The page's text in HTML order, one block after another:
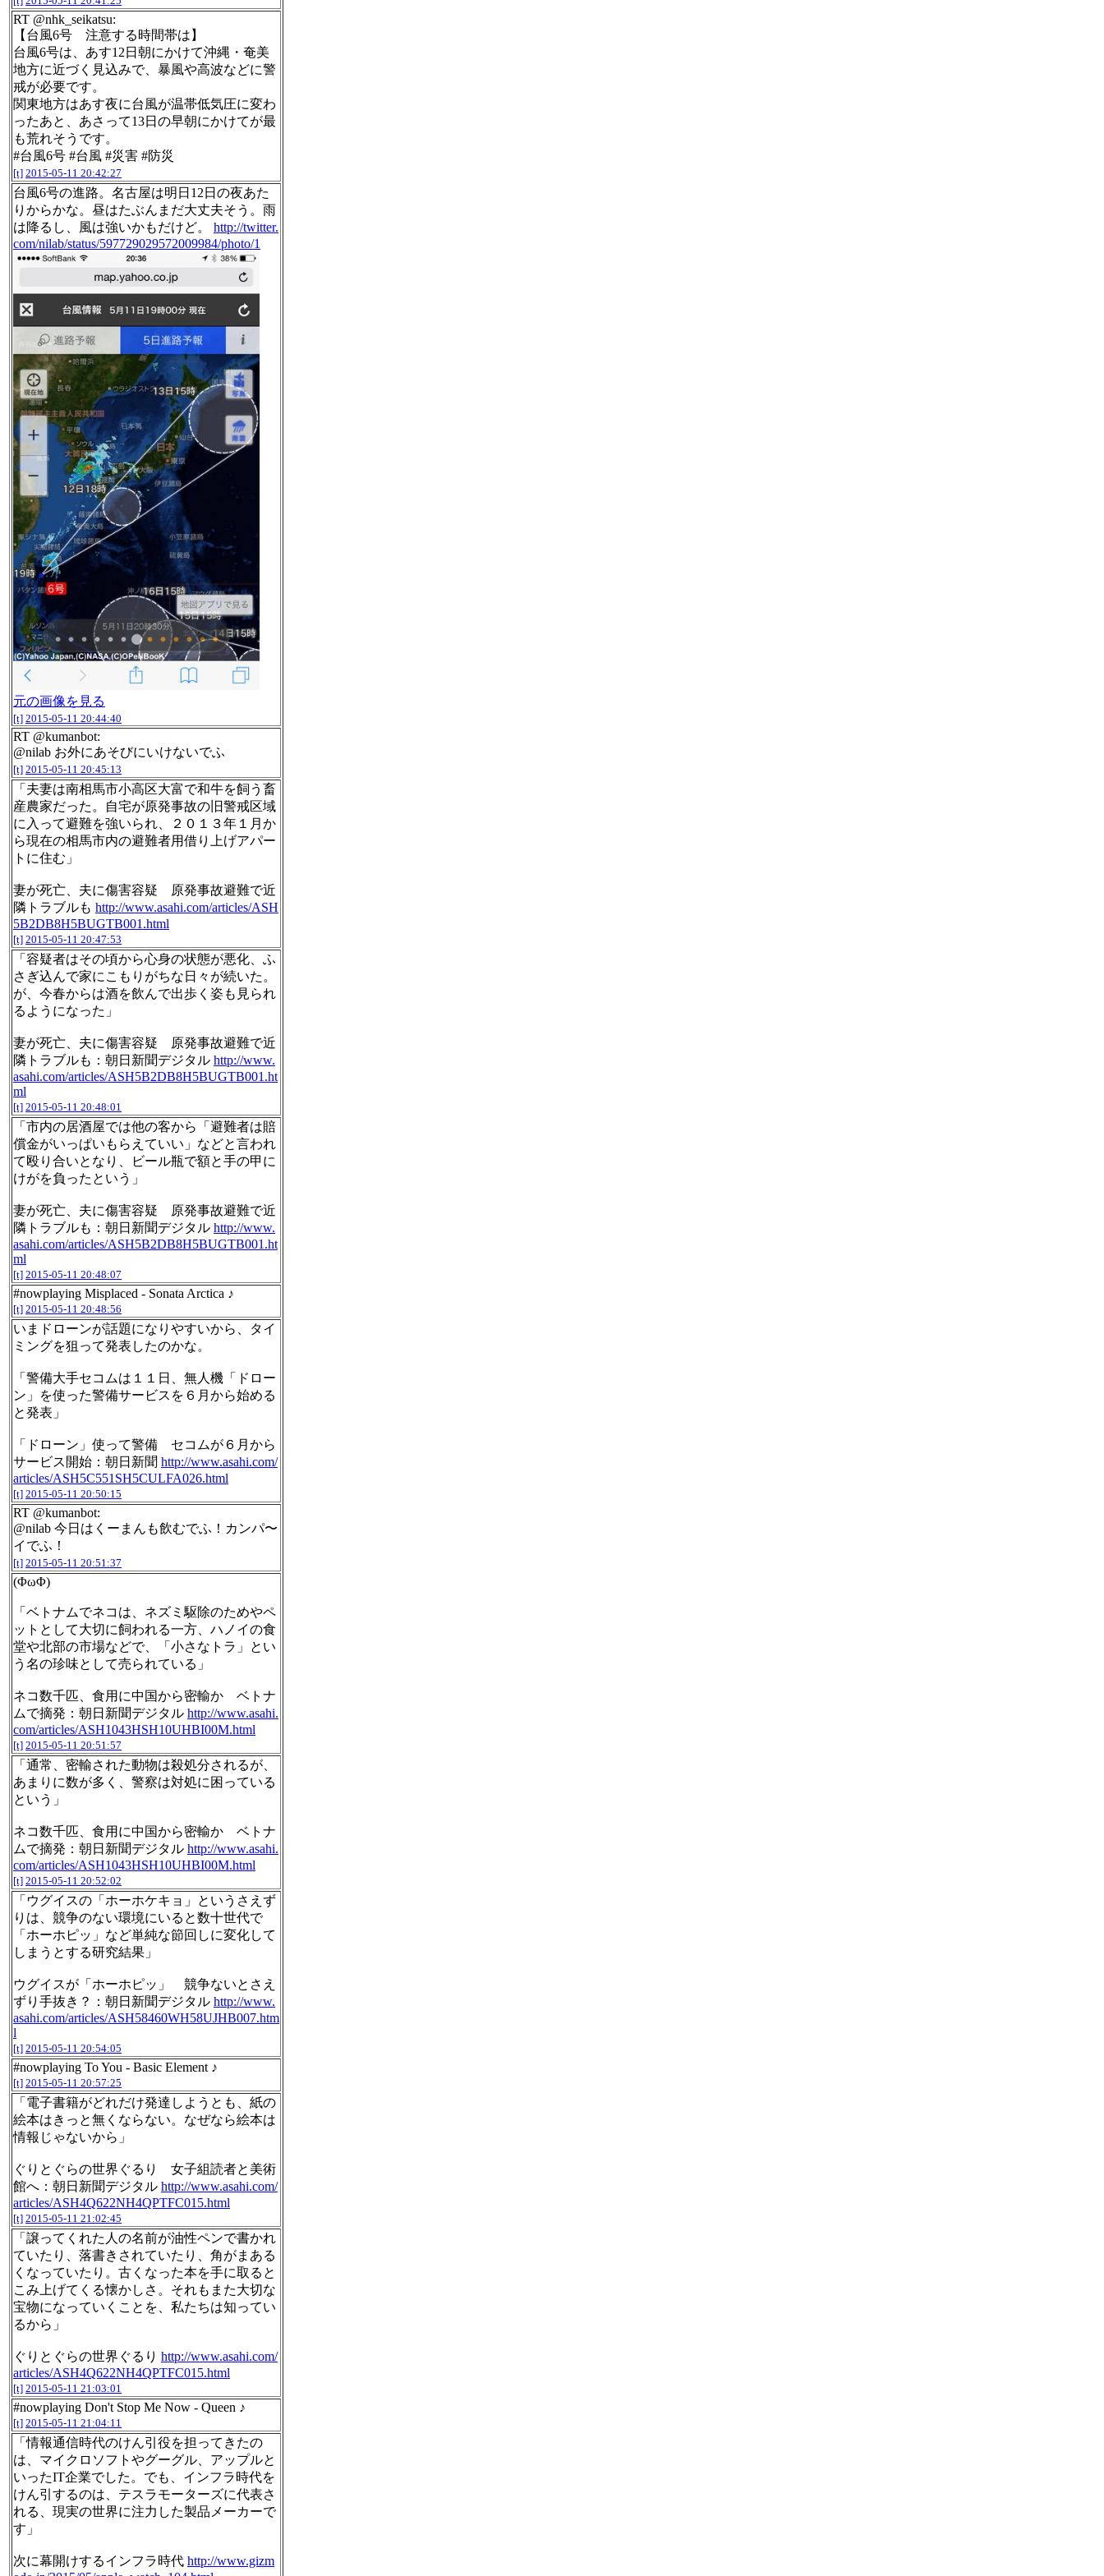
RT @nhk_seikatsu:
【台風6号 注意する時間帯は】
台風6号は、あす12日朝にかけて沖縄・奄美
地方に近づく見込みで、暴風や高波などに警
戒が必要です。
関東地方はあす夜に台風が温帯低気圧に変わ
ったあと、あさって13日の早朝にかけてが最
も荒れそうです。
#台風6号 #台風 #災害 #防災
[t] 2015-05-11 20:42:27
台風6号の進路。名古屋は明日12日の夜あた
りからかな。昼はたぶんまだ大丈夫そう。雨
は降るし、風は強いかもだけど。 http://twitter.
com/nilab/status/597729029572009984/photo/1
元の画像を見る
[t] 2015-05-11 20:44:40
RT @kumanbot:
@nilab お外にあそびにいけないでふ
[t] 2015-05-11 20:45:13
「夫妻は南相馬市小高区大富で和牛を飼う畜
産農家だった。自宅が原発事故の旧警戒区域
に入って避難を強いられ、２０１３年１月か
ら現在の相馬市内の避難者用借り上げアパー
トに住む」
妻が死亡、夫に傷害容疑 原発事故避難で近
隣トラブルも http://www.asahi.com/articles/ASH
5B2DB8H5BUGTB001.html
[t] 2015-05-11 20:47:53
「容疑者はその頃から心身の状態が悪化、ふ
さぎ込んで家にこもりがちな日々が続いた。
が、今春からは酒を飲んで出歩く姿も見られ
るようになった」
妻が死亡、夫に傷害容疑 原発事故避難で近
隣トラブルも：朝日新聞デジタル http://www.
asahi.com/articles/ASH5B2DB8H5BUGTB001.ht
ml
[t] 2015-05-11 20:48:01
「市内の居酒屋では他の客から「避難者は賠
償金がいっぱいもらえていい」などと言われ
て殴り合いとなり、ビール瓶で額と手の甲に
けがを負ったという」
妻が死亡、夫に傷害容疑 原発事故避難で近
隣トラブルも：朝日新聞デジタル http://www.
asahi.com/articles/ASH5B2DB8H5BUGTB001.ht
ml
[t] 2015-05-11 20:48:07
#nowplaying Misplaced - Sonata Arctica ♪
[t] 2015-05-11 20:48:56
いまドローンが話題になりやすいから、タイ
ミングを狙って発表したのかな。
「警備大手セコムは１１日、無人機「ドロー
ン」を使った警備サービスを６月から始める
と発表」
「ドローン」使って警備 セコムが６月から
サービス開始：朝日新聞 http://www.asahi.com/
articles/ASH5C551SH5CULFA026.html
[t] 2015-05-11 20:50:15
RT @kumanbot:
@nilab 今日はくーまんも飲むでふ！カンパ〜
イでふ！
[t] 2015-05-11 20:51:37
(ΦωΦ)
「ベトナムでネコは、ネズミ駆除のためやペ
ットとして大切に飼われる一方、ハノイの食
堂や北部の市場などで、「小さなトラ」とい
う名の珍味として売られている」
ネコ数千匹、食用に中国から密輸か ベトナ
ムで摘発：朝日新聞デジタル http://www.asahi.
com/articles/ASH1043HSH10UHBI00M.html
[t] 2015-05-11 20:51:57
「通常、密輸された動物は殺処分されるが、
あまりに数が多く、警察は対処に困っている
という」
ネコ数千匹、食用に中国から密輸か ベトナ
ムで摘発：朝日新聞デジタル http://www.asahi.
com/articles/ASH1043HSH10UHBI00M.html
[t] 2015-05-11 20:52:02
「ウグイスの「ホーホケキョ」というさえず
りは、競争のない環境にいると数十世代で
「ホーホピッ」など単純な節回しに変化して
しまうとする研究結果」
ウグイスが「ホーホピッ」 競争ないとさえ
ずり手抜き？：朝日新聞デジタル http://www.
asahi.com/articles/ASH58460WH58UJHB007.htm
l
[t] 2015-05-11 20:54:05
#nowplaying To You - Basic Element ♪
[t] 2015-05-11 20:57:25
「電子書籍がどれだけ発達しようとも、紙の
絵本はきっと無くならない。なぜなら絵本は
情報じゃないから」
ぐりとぐらの世界ぐるり 女子組読者と美術
館へ：朝日新聞デジタル http://www.asahi.com/
articles/ASH4Q622NH4QPTFC015.html
[t] 2015-05-11 21:02:45
「譲ってくれた人の名前が油性ペンで書かれ
ていたり、落書きされていたり、角がまある
くなっていたり。古くなった本を手に取ると
こみ上げてくる懐かしさ。それもまた大切な
宝物になっていくことを、私たちは知ってい
るから」
ぐりとぐらの世界ぐるり http://www.asahi.com/
articles/ASH4Q622NH4QPTFC015.html
[t] 2015-05-11 21:03:01
#nowplaying Don't Stop Me Now - Queen ♪
[t] 2015-05-11 21:04:11
「情報通信時代のけん引役を担ってきたの
は、マイクロソフトやグーグル、アップルと
いったIT企業でした。でも、インフラ時代を
けん引するのは、テスラモーターズに代表さ
れる、現実の世界に注力した製品メーカーで
す」
次に幕開けするインフラ時代 http://www.gizm